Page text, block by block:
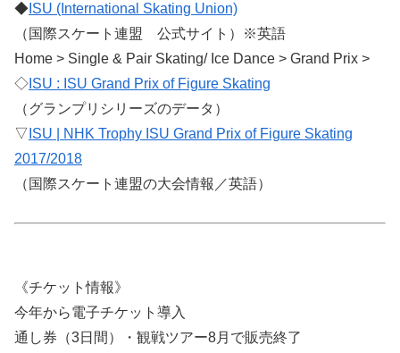
◆ ISU (International Skating Union)
（国際スケート連盟 公式サイト）※英語
Home > Single & Pair Skating/ Ice Dance > Grand Prix >
◇ ISU : ISU Grand Prix of Figure Skating
（グランプリシリーズのデータ）
▽ ISU | NHK Trophy ISU Grand Prix of Figure Skating
2017/2018
（国際スケート連盟の大会情報／英語）
《チケット情報》
今年から電子チケット導入
通し券（3日間）・観戦ツアー8月で販売終了